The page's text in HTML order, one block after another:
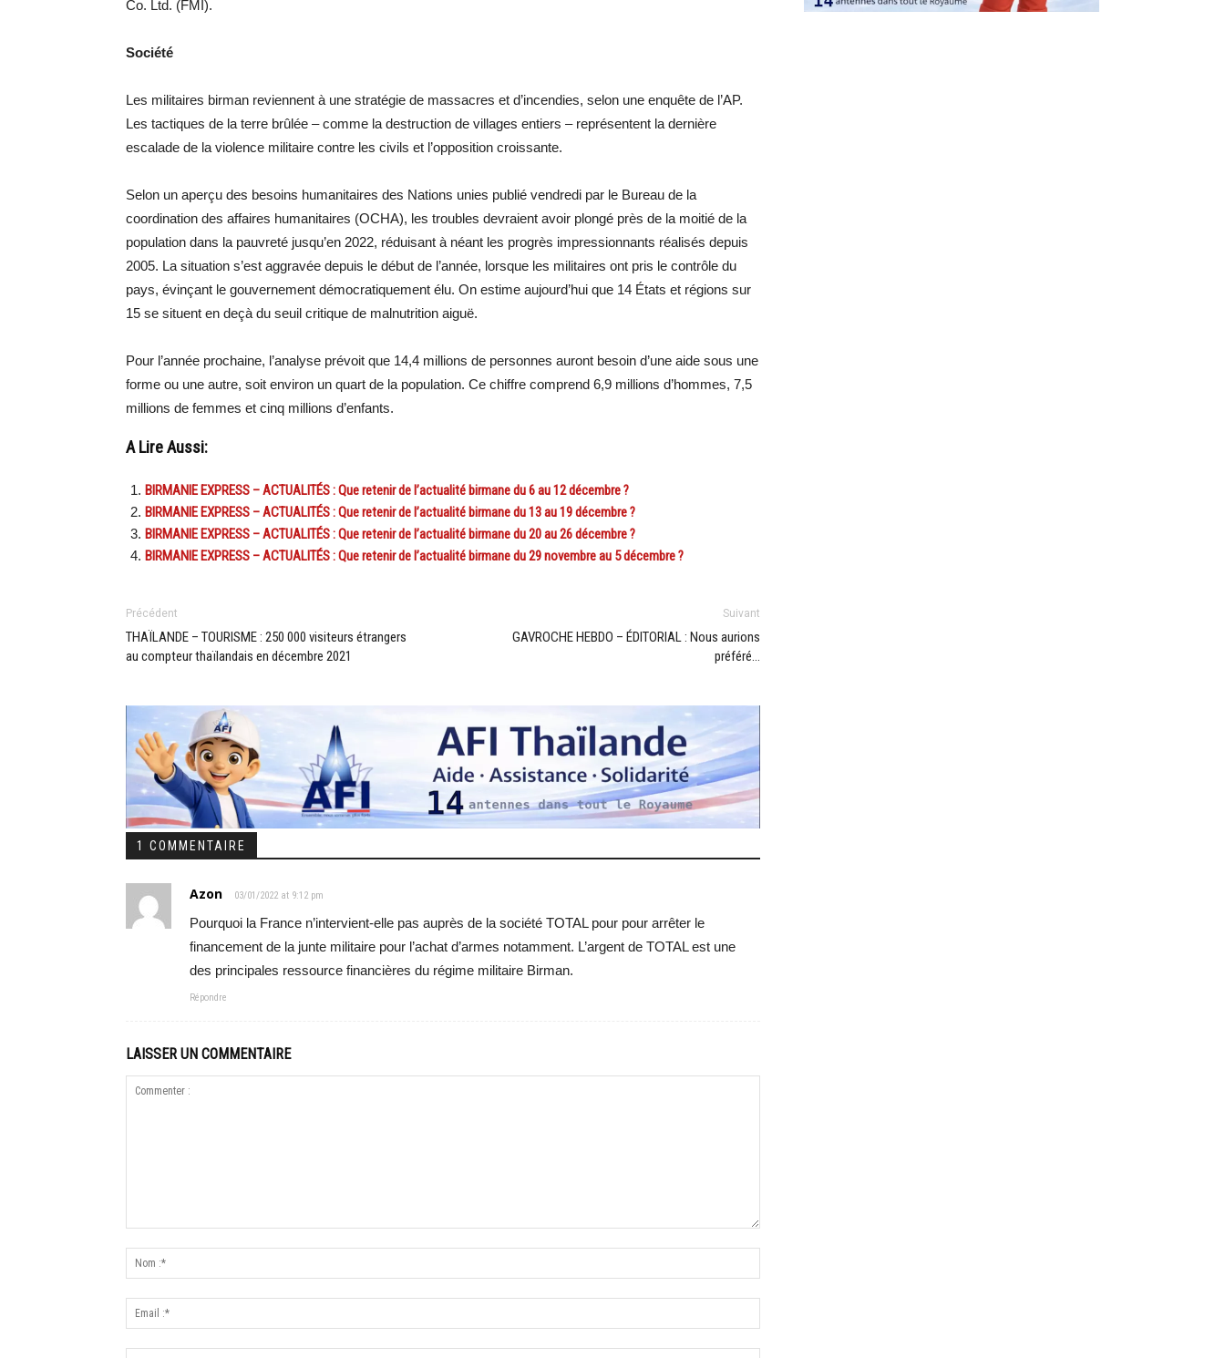
Co. Ltd. (FMI).
Société
Les militaires birman reviennent à une stratégie de massacres et d’incendies, selon une enquête de l’AP.
Les tactiques de la terre brûlée – comme la destruction de villages entiers – représentent la dernière
escalade de la violence militaire contre les civils et l’opposition croissante.
Selon un aperçu des besoins humanitaires des Nations unies publié vendredi par le Bureau de la
coordination des affaires humanitaires (OCHA), les troubles devraient avoir plongé près de la moitié de la
population dans la pauvreté jusqu’en 2022, réduisant à néant les progrès impressionnants réalisés depuis
2005. La situation s’est aggravée depuis le début de l’année, lorsque les militaires ont pris le contrôle du
pays, évinçant le gouvernement démocratiquement élu. On estime aujourd’hui que 14 États et régions sur
15 se situent en deçà du seuil critique de malnutrition aiguë.
Pour l’année prochaine, l’analyse prévoit que 14,4 millions de personnes auront besoin d’une aide sous une
forme ou une autre, soit environ un quart de la population. Ce chiffre comprend 6,9 millions d’hommes, 7,5
millions de femmes et cinq millions d’enfants.
A Lire Aussi:
BIRMANIE EXPRESS – ACTUALITÉS : Que retenir de l’actualité birmane du 6 au 12 décembre ?
BIRMANIE EXPRESS – ACTUALITÉS : Que retenir de l’actualité birmane du 13 au 19 décembre ?
BIRMANIE EXPRESS – ACTUALITÉS : Que retenir de l’actualité birmane du 20 au 26 décembre ?
BIRMANIE EXPRESS – ACTUALITÉS : Que retenir de l’actualité birmane du 29 novembre au 5 décembre ?
Précédent
THAÏLANDE – TOURISME : 250 000 visiteurs étrangers
au compteur thaïlandais en décembre 2021
Suivant
GAVROCHE HEBDO – ÉDITORIAL : Nous aurions
préféré…
1 COMMENTAIRE
Azon 03/01/2022 at 9:12 pm
Pourquoi la France n’intervient-elle pas auprès de la société TOTAL pour pour arrêter le
financement de la junte militaire pour l’achat d’armes notamment. L’argent de TOTAL est une
des principales ressource financières du régime militaire Birman.
Répondre
LAISSER UN COMMENTAIRE